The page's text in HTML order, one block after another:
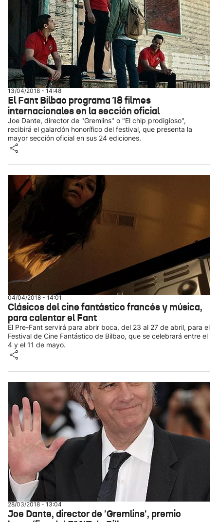
13/04/2018 - 14:48
El Fant Bilbao programa 18 filmes
internacionales en la sección oficial
Joe Dante, director de "Gremlins" o "El chip prodigioso",
recibirá el galardón honorífico del festival, que presenta la
mayor sección oficial en sus 24 ediciones.
04/04/2018 - 14:01
Clásicos del cine fantástico francés y música,
para calentar el Fant
El Pre-Fant servirá para abrir boca, del 23 al 27 de abril, para el
Festival de Cine Fantástico de Bilbao, que se celebrará entre el
4 y el 11 de mayo.
28/03/2018 - 13:04
Joe Dante, director de 'Gremlins', premio